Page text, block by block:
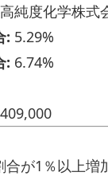
純度化学株式
: 5.29%
: 6.74%
409,000
合が1％以上増